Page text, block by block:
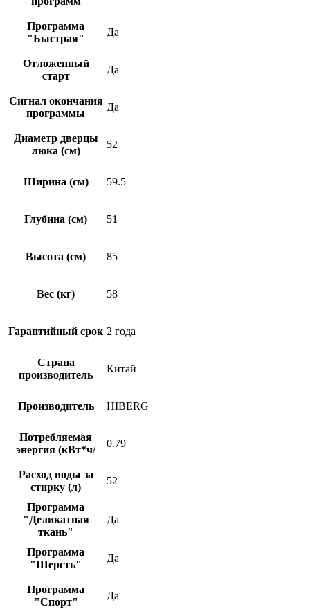
Программа
"Быстрая"
Да
Отложенный
старт
Да
Сигнал окончания
программы
Да
Диаметр дверцы
люка (см)
52
Ширина (см) 59.5
Глубина (см) 51
Высота (см) 85
Вес (кг) 58
Гарантийный срок 2 года
Страна
производитель
Китай
Производитель HIBERG
Потребляемая
энергия (кВт*ч/
0.79
Расход воды за
стирку (л)
52
Программа
"Деликатная
ткань"
Да
Программа
"Шерсть"
Да
Программа
"Спорт"
Да